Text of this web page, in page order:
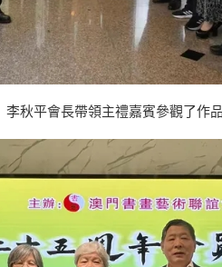
李秋平會長帶領主禮嘉賓參觀了作